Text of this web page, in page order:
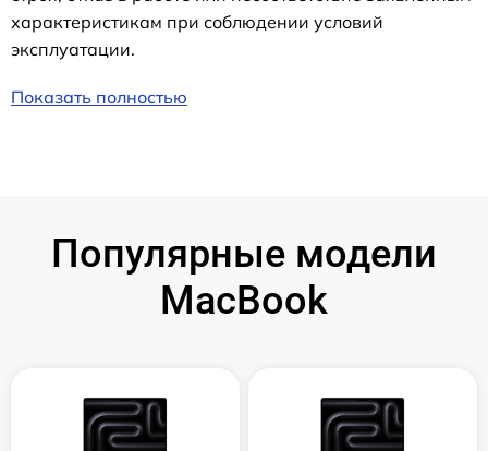
характеристикам при соблюдении условий
эксплуатации.
Показать полностью
Популярные модели
MacBook